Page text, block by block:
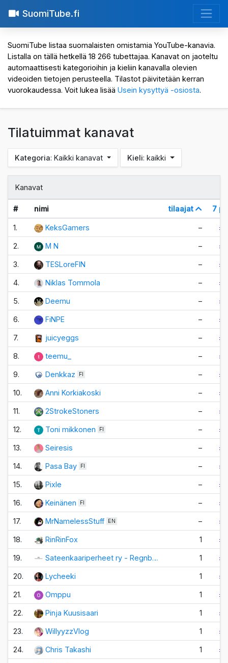
SuomiTube.fi
SuomiTube listaa suomalaisten omistamia YouTube-kanavia.
Listalla on tällä hetkellä 18 266 tubettajaa. Kanavat on jaoteltu
automaattisesti kategorioihin ja kieliin kanavalla olevien
videoiden tietojen perusteella. Tilastot päivitetään kerran
vuorokaudessa. Voit lukea lisää Usein kysyttyä -osiosta.
Tilatuimmat kanavat
Kategoria: Kaikki kanavat Kieli: kaikki
Kanavat
# nimi tilaajat 7 pv
1. KeksGamers – ±0
2. M N – ±0
3. TESLoreFIN – ±0
4. Niklas Tommola – ±0
5. Deemu – ±0
6. FiNPE – ±0
7. juicyeggs – ±0
8. teemu_ – ±0
9. Denkkaz FI – ±0
10. Anni Korkiakoski – ±0
11. 2StrokeStoners – ±0
12. Toni mikkonen FI – ±0
13. Seiresis – ±0
14. Pasa Bay FI – ±0
15. Pixle – ±0
16. Keinänen FI – ±0
17. MrNamelessStuff EN – ±0
18. RinRinFox 1 ±0
19. Sateenkaariperheet ry - Regnb… 1 ±0
20. Lycheeki 1 ±0
21. Omppu 1 ±0
22. Pinja Kuusisaari 1 ±0
23. WillyyzzVlog 1 ±0
24. Chris Takashi 1 ±0